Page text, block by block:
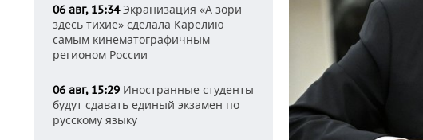
06 авг, 15:34Экранизация «А зори
здесь тихие» сделала Карелию
самым кинематографичным
регионом России
06 авг, 15:29 Иностранные студенты
будут сдавать единый экзамен по
русскому языку